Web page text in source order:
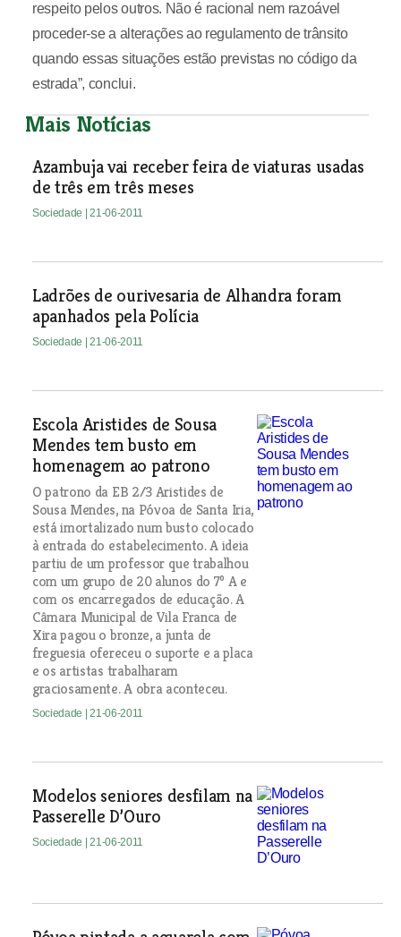
respeito pelos outros. Não é racional nem razoável
proceder-se a alterações ao regulamento de trânsito
quando essas situações estão previstas no código da
estrada”, conclui.
Mais Notícias
Azambuja vai receber feira de viaturas usadas
de três em três meses
Sociedade | 21-06-2011
Ladrões de ourivesaria de Alhandra foram
apanhados pela Polícia
Sociedade | 21-06-2011
Escola Aristides de Sousa
Mendes tem busto em
homenagem ao patrono
O patrono da EB 2/3 Aristides de
Sousa Mendes, na Póvoa de Santa Iria,
está imortalizado num busto colocado
à entrada do estabelecimento. A ideia
partiu de um professor que trabalhou
com um grupo de 20 alunos do 7º A e
com os encarregados de educação. A
Câmara Municipal de Vila Franca de
Xira pagou o bronze, a junta de
freguesia ofereceu o suporte e a placa
e os artistas trabalharam
graciosamente. A obra aconteceu.
Sociedade | 21-06-2011
Modelos seniores desfilam na
Passerelle D’Ouro
Sociedade | 21-06-2011